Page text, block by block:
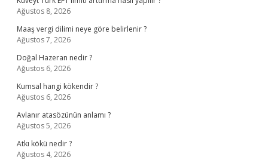
Ağustos 8, 2026
Maaş vergi dilimi neye göre belirlenir ?
Ağustos 7, 2026
Doğal Hazeran nedir ?
Ağustos 6, 2026
Kumsal hangi kökendir ?
Ağustos 6, 2026
Avlanır atasözünün anlamı ?
Ağustos 5, 2026
Atkı kökü nedir ?
Ağustos 4, 2026